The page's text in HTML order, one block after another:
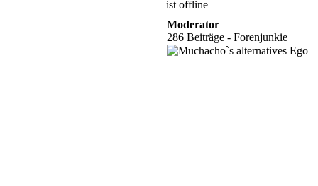
Moderator
286 Beiträge - Forenjunkie